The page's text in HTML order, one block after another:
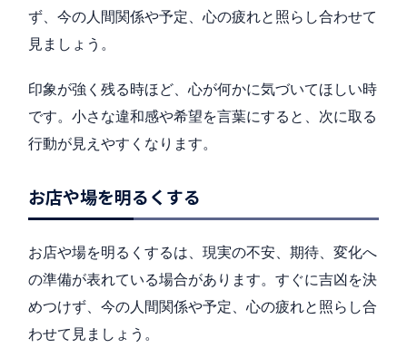
ず、今の人間関係や予定、心の疲れと照らし合わせて
見ましょう。
印象が強く残る時ほど、心が何かに気づいてほしい時
です。小さな違和感や希望を言葉にすると、次に取る
行動が見えやすくなります。
お店や場を明るくする
お店や場を明るくするは、現実の不安、期待、変化へ
の準備が表れている場合があります。すぐに吉凶を決
めつけず、今の人間関係や予定、心の疲れと照らし合
わせて見ましょう。